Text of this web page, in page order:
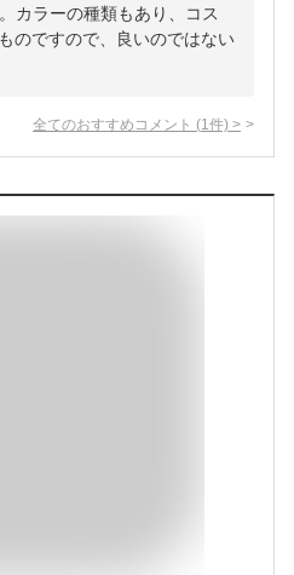
カラーの種類もあり、コス
のですので、良いのではない
全てのおすすめコメント (1 件) >